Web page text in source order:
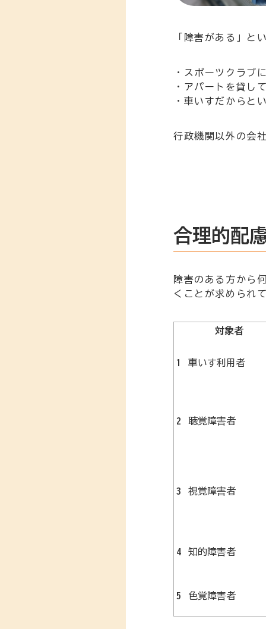
「障害がある」と
・スポーツクラブ
・アパートを貸し
・車いすだからと
行政機関以外の会
合理的配
障害のある方から
くことが求められ
対象者
1 車いす利用者
2 聴覚障害者
3 視覚障害者
4 知的障害者
5 色覚障害者